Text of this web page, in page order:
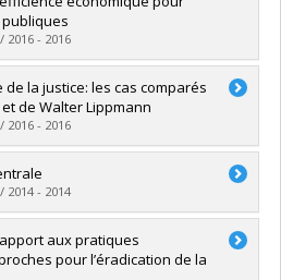
Papyrus
- 2016
Papyrus
la justice: les cas comparés
de Walter Lippmann
- 2016
Eve
Papyrus
- 2014
aux pratiques
pour l’éradication de la